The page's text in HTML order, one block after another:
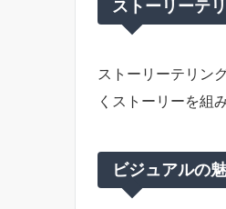
ストーリーテ
ストーリーテリン
くストーリーを組
ビジュアルの